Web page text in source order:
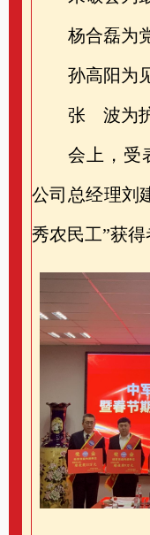
杨合磊为
孙高阳为
张 波为
会上，受
公司总经理刘
秀农民工”获得